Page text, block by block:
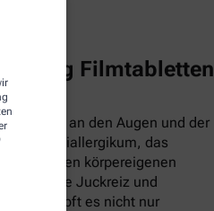
5 mg Filmtabletten
direkt an den Augen und der
ein Antiallergikum, das
hemmt den körpereigenen
wie Juckreiz und
bekämpft es nicht nur